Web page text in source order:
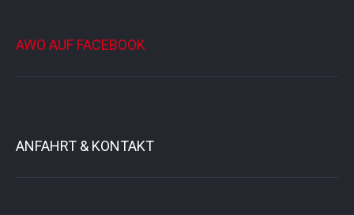
AWO AUF FACEBOOK
ANFAHRT & KONTAKT